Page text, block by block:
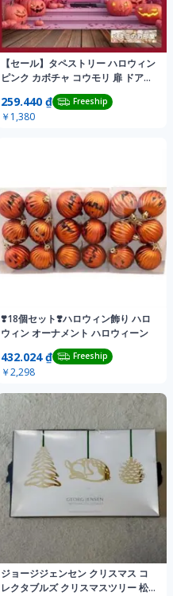
【セール】タペストリー ハロウィン
ピンク カボチャ コウモリ 扉 ドア
259.440 ₫ Freeship
￥1,380
❣️18個セット❣️ハロウィン飾り ハロ
ウィン オーナメント ハロウィーン
432.024 ₫ Freeship
￥2,298
ジョージジェンセン クリスマス コ
レクタブルズ クリスマスツリー 松